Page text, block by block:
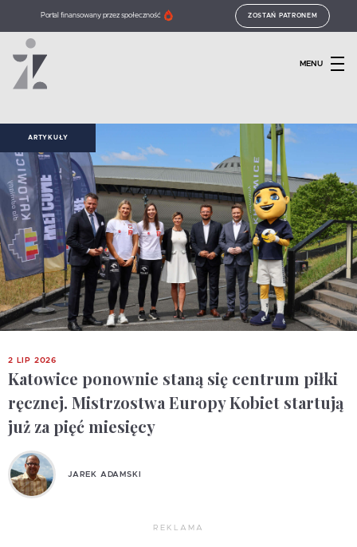
Portal finansowany przez społeczność ZOSTAŃ PATRONEM
MENU
ARTYKUŁY
2 LIP 2026
Katowice ponownie staną się centrum piłki
ręcznej. Mistrzostwa Europy Kobiet startują
już za pięć miesięcy
JAREK ADAMSKI
REKLAMA